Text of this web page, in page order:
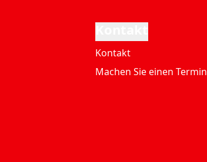
Kontakt
Machen Sie einen Termin